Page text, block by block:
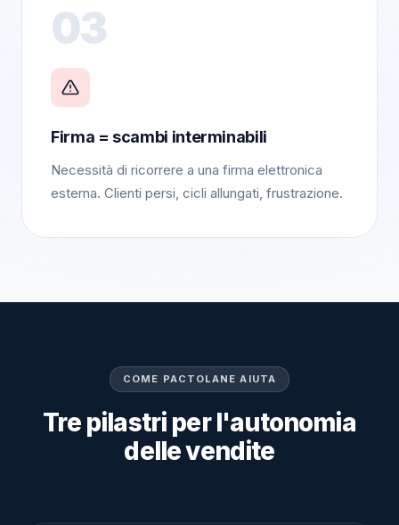
03
Firma = scambi interminabili
Necessità di ricorrere a una firma elettronica
esterna. Clienti persi, cicli allungati, frustrazione.
COME PACTOLANE AIUTA
Tre pilastri per l'autonomia
delle vendite